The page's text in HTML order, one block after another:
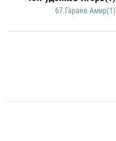
67.Гараев Амир(1)